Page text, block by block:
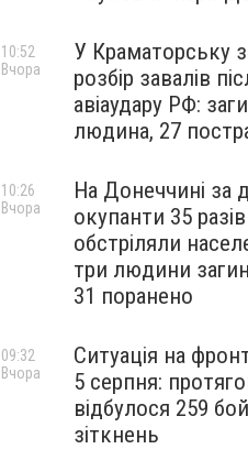
У Краматорську
розбір завалів
авіаудару РФ:
людина, 27
10:52
Вчора
На Донеччині за
окупанти 35 разів
обстріляли
три людини
31 поранено
10:26
Вчора
Ситуація на
5 серпня:
відбулося 259
зіткнень
09:32
Вчора